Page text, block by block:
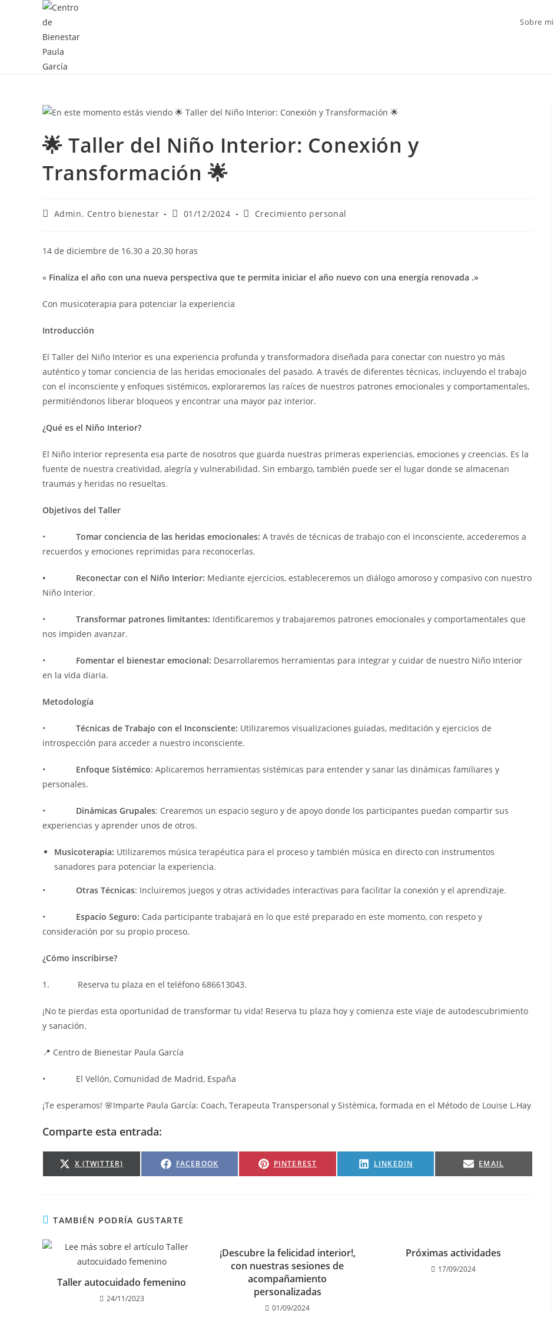
Sobre mi
🌟 Taller del Niño Interior: Conexión y
Transformación 🌟
Admin. Centro bienestar 01/12/2024 Crecimiento personal
14 de diciembre de 16.30 a 20.30 horas
« Finaliza el año con una nueva perspectiva que te permita iniciar el año nuevo con una energía renovada .»
Con musicoterapia para potenciar la experiencia
Introducción
El Taller del Niño Interior es una experiencia profunda y transformadora diseñada para conectar con nuestro yo más
auténtico y tomar conciencia de las heridas emocionales del pasado. A través de diferentes técnicas, incluyendo el trabajo
con el inconsciente y enfoques sistémicos, exploraremos las raíces de nuestros patrones emocionales y comportamentales,
permitiéndonos liberar bloqueos y encontrar una mayor paz interior.
¿Qué es el Niño Interior?
El Niño Interior representa esa parte de nosotros que guarda nuestras primeras experiencias, emociones y creencias. Es la
fuente de nuestra creatividad, alegría y vulnerabilidad. Sin embargo, también puede ser el lugar donde se almacenan
traumas y heridas no resueltas.
Objetivos del Taller
• Tomar conciencia de las heridas emocionales: A través de técnicas de trabajo con el inconsciente, accederemos a
recuerdos y emociones reprimidas para reconocerlas.
• Reconectar con el Niño Interior: Mediante ejercicios, estableceremos un diálogo amoroso y compasivo con nuestro
Niño Interior.
• Transformar patrones limitantes: Identificaremos y trabajaremos patrones emocionales y comportamentales que
nos impiden avanzar.
• Fomentar el bienestar emocional: Desarrollaremos herramientas para integrar y cuidar de nuestro Niño Interior
en la vida diaria.
Metodología
• Técnicas de Trabajo con el Inconsciente: Utilizaremos visualizaciones guiadas, meditación y ejercicios de
introspección para acceder a nuestro inconsciente.
• Enfoque Sistémico: Aplicaremos herramientas sistémicas para entender y sanar las dinámicas familiares y
personales.
• Dinámicas Grupales: Crearemos un espacio seguro y de apoyo donde los participantes puedan compartir sus
experiencias y aprender unos de otros.
Musicoterapia: Utilizaremos música terapéutica para el proceso y también música en directo con instrumentos
sanadores para potenciar la experiencia.
• Otras Técnicas: Incluiremos juegos y otras actividades interactivas para facilitar la conexión y el aprendizaje.
• Espacio Seguro: Cada participante trabajará en lo que esté preparado en este momento, con respeto y
consideración por su propio proceso.
¿Cómo inscribirse?
1. Reserva tu plaza en el teléfono 686613043.
¡No te pierdas esta oportunidad de transformar tu vida! Reserva tu plaza hoy y comienza este viaje de autodescubrimiento
y sanación.
📍 Centro de Bienestar Paula García
• El Vellón, Comunidad de Madrid, España
¡Te esperamos! 🌸Imparte Paula García: Coach, Terapeuta Transpersonal y Sistémica, formada en el Método de Louise L.Hay
Comparte esta entrada:
X (TWITTER) FACEBOOK PINTEREST LINKEDIN EMAIL
TAMBIÉN PODRÍA GUSTARTE
Taller autocuidado femenino
24/11/2023
¡Descubre la felicidad interior!,
con nuestras sesiones de
acompañamiento
personalizadas
01/09/2024
Próximas actividades
17/09/2024